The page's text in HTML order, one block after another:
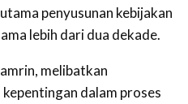
penyusunan kebijakan
lebih dari dua dekade.
melibatkan
dalam proses